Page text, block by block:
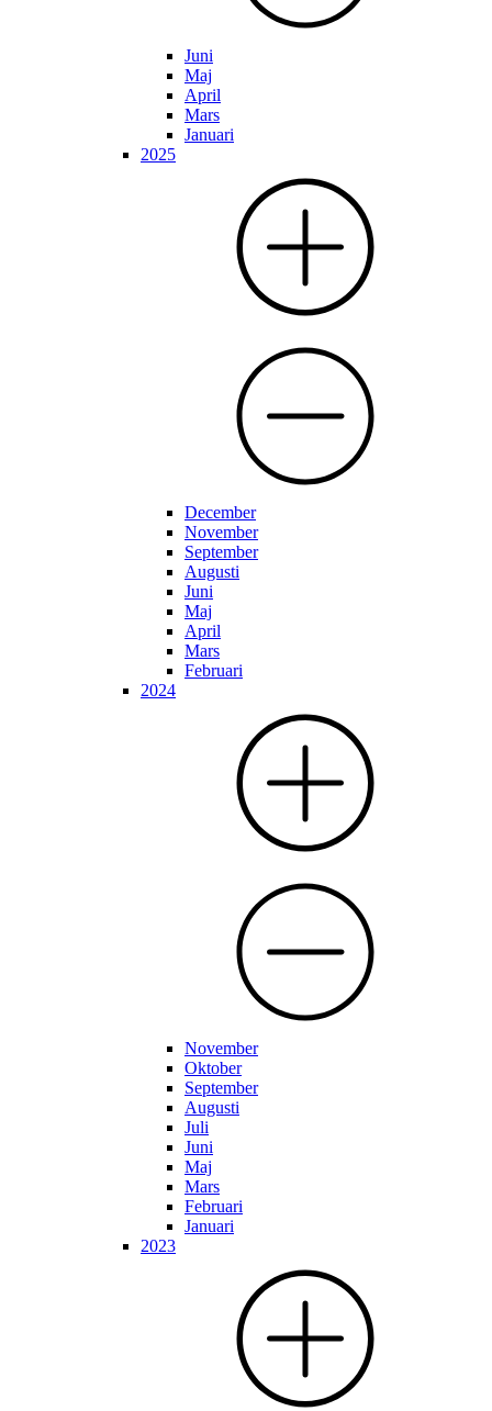
Juni
Maj
April
Mars
Januari
2025
December
November
September
Augusti
Juni
Maj
April
Mars
Februari
2024
November
Oktober
September
Augusti
Juli
Juni
Maj
Mars
Februari
Januari
2023